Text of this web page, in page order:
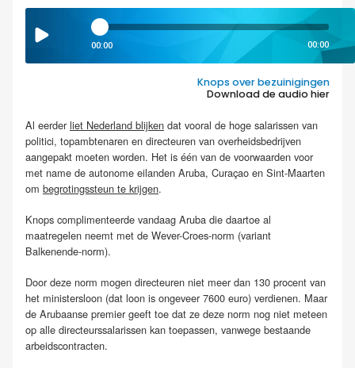
00:00 00:00
Knops over bezuinigingen
Download de audio hier
Al eerder liet Nederland blijken dat vooral de hoge salarissen van
politici, topambtenaren en directeuren van overheidsbedrijven
aangepakt moeten worden. Het is één van de voorwaarden voor
met name de autonome eilanden Aruba, Curaçao en Sint-Maarten
om begrotingssteun te krijgen.
Knops complimenteerde vandaag Aruba die daartoe al
maatregelen neemt met de Wever-Croes-norm (variant
Balkenende-norm).
Door deze norm mogen directeuren niet meer dan 130 procent van
het ministersloon (dat loon is ongeveer 7600 euro) verdienen. Maar
de Arubaanse premier geeft toe dat ze deze norm nog niet meteen
op alle directeurssalarissen kan toepassen, vanwege bestaande
arbeidscontracten.